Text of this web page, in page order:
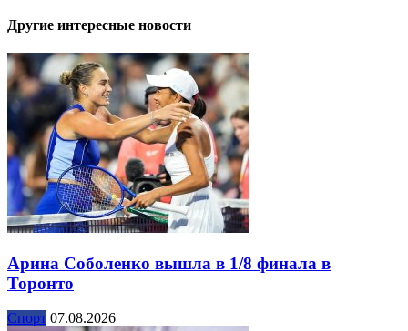
Другие интересные новости
Арина Соболенко вышла в 1/8 финала в
Торонто
Спорт 07.08.2026